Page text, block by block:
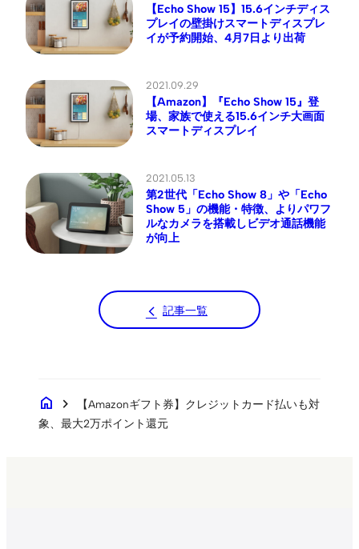
【Echo Show 15】15.6インチディス
プレイの壁掛けスマートディスプレ
イが予約開始、4月7日より出荷
2021.09.29
【Amazon】『Echo Show 15』登
場、家族で使える15.6インチ大画面
スマートディスプレイ
2021.05.13
第2世代「Echo Show 8」や「Echo
Show 5」の機能・特徴、よりパワフ
ルなカメラを搭載しビデオ通話機能
が向上
記事一覧
home chevron_right
【Amazonギフト券】クレジットカード払いも対
象、最大2万ポイント還元